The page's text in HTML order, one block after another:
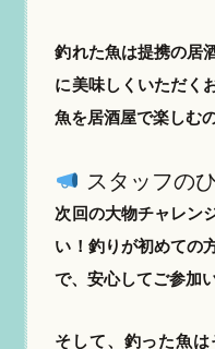
釣れた魚は提携の居
に美味しくいただく
魚を居酒屋で楽しむ
スタッフの
次回の大物チャレン
い！釣りが初めての
で、安心してご参加
そして、釣った魚